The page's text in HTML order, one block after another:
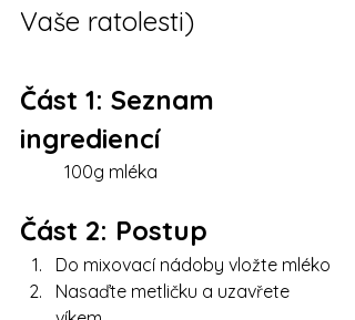
Vaše ratolesti)
Část 1: Seznam
ingrediencí
	100g mléka
Část 2: Postup
Do mixovací nádoby vložte mléko
Nasaďte metličku a uzavřete